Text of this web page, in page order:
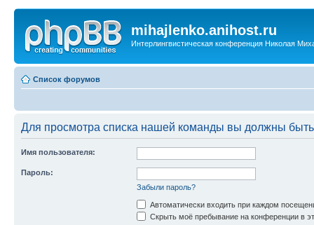
mihajlenko.anihost.ru
Интерлингвистическая конференция Николая
Список форумов
Для просмотра списка нашей команды вы должны
Имя пользователя:
Пароль:
Забыли пароль?
Автоматически входить при каждом
Скрыть моё пребывание на конференции в